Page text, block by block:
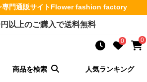
専門通販サイトFlower fashion factory
円以上のご購入で送料無料
0 0
商品を検索 人気ランキング